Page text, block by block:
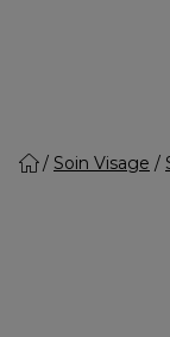
Soin Visage